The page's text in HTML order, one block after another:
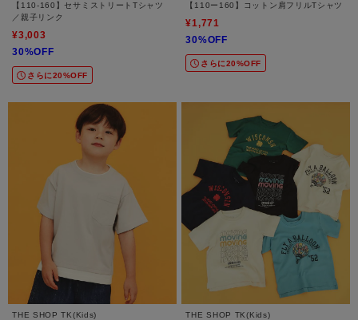
【110-160】セサミストリートTシャツ
／親子リンク
¥3,003
30%OFF
さらに20%OFF
【110ー160】コットン肩フリルTシャツ
¥1,771
30%OFF
さらに20%OFF
THE SHOP TK(Kids)
THE SHOP TK(Kids)